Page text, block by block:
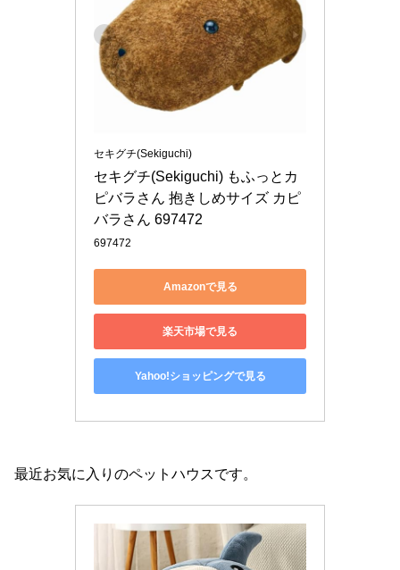
セキグチ(Sekiguchi)
セキグチ(Sekiguchi) もふっとカ
ピバラさん 抱きしめサイズ カピ
バラさん 697472
697472
Amazonで見る
楽天市場で見る
Yahoo!ショッピングで見る
最近お気に入りのペットハウスです。